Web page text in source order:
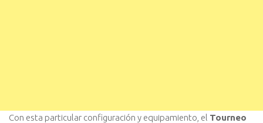
Con esta particular configuración y equipamiento, el Tourneo